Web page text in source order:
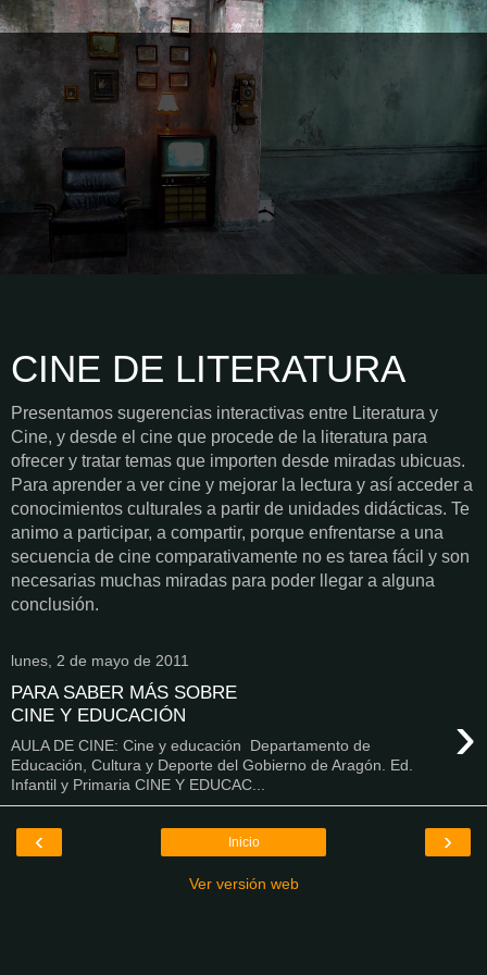
CINE DE LITERATURA
Presentamos sugerencias interactivas entre Literatura y
Cine, y desde el cine que procede de la literatura para
ofrecer y tratar temas que importen desde miradas ubicuas.
Para aprender a ver cine y mejorar la lectura y así acceder a
conocimientos culturales a partir de unidades didácticas. Te
animo a participar, a compartir, porque enfrentarse a una
secuencia de cine comparativamente no es tarea fácil y son
necesarias muchas miradas para poder llegar a alguna
conclusión.
lunes, 2 de mayo de 2011
PARA SABER MÁS SOBRE
CINE Y EDUCACIÓN
›
AULA DE CINE: Cine y educación Departamento de
Educación, Cultura y Deporte del Gobierno de Aragón. Ed.
Infantil y Primaria CINE Y EDUCAC...
‹ ›
Inicio
Ver versión web